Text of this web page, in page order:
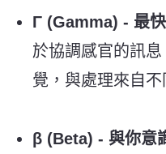
Γ (Gamma) - 最快
於協調感官的訊
覺，與處理來自不
β (Beta) - 與你意